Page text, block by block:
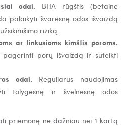
odai. BHA rūgštis (betaine
palaikyti švaresnę odos išvaizdą
riziką.
ar linkusioms kimštis poroms.
pagerinti porų išvaizdą ir suteikti
odai. Reguliarus naudojimas
tolygesnę ir švelnesnę odos
priemonę ne dažniau nei 1 kartą